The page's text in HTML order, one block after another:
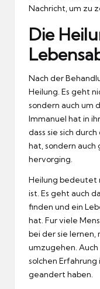
Nachricht, um zu
Die
Nach der
Heilung. Es geht
sondern auch um
Immanuel hat in
dass sie sich
hat, sondern auch
hervorging.
Heilung bedeutet
ist. Es geht auch
finden und ein
hat. Fur viele
bei der sie lernen,
umzugehen. Auch
solchen
geandert haben.